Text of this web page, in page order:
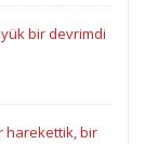
bir devrimdi
harekettik, bir